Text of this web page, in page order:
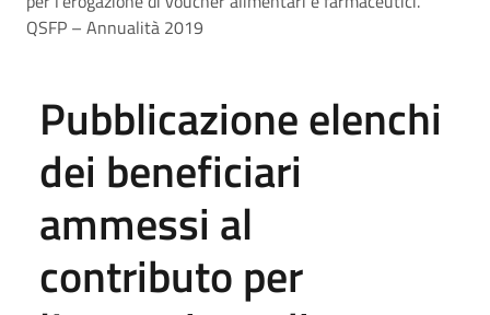
QSFP – Annualità 2019
Pubblicazione elenchi
dei beneficiari
ammessi al
contributo per